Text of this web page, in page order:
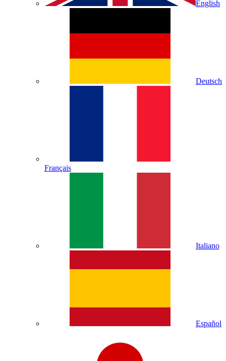
English
Deutsch
Français
Italiano
Español